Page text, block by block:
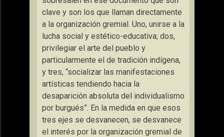
clave y son los que llaman directamente
a la organización gremial. Uno, unirse a la
lucha social y estético-educativa; dos,
privilegiar el arte del pueblo y
particularmente el de tradición indígena,
y tres, “socializar las manifestaciones
artísticas tendiendo hacia la
desaparición absoluta del individualismo
por burgués”. En la medida en que esos
tres ejes se desvanecen, se desvanece
el interés por la organización gremial de